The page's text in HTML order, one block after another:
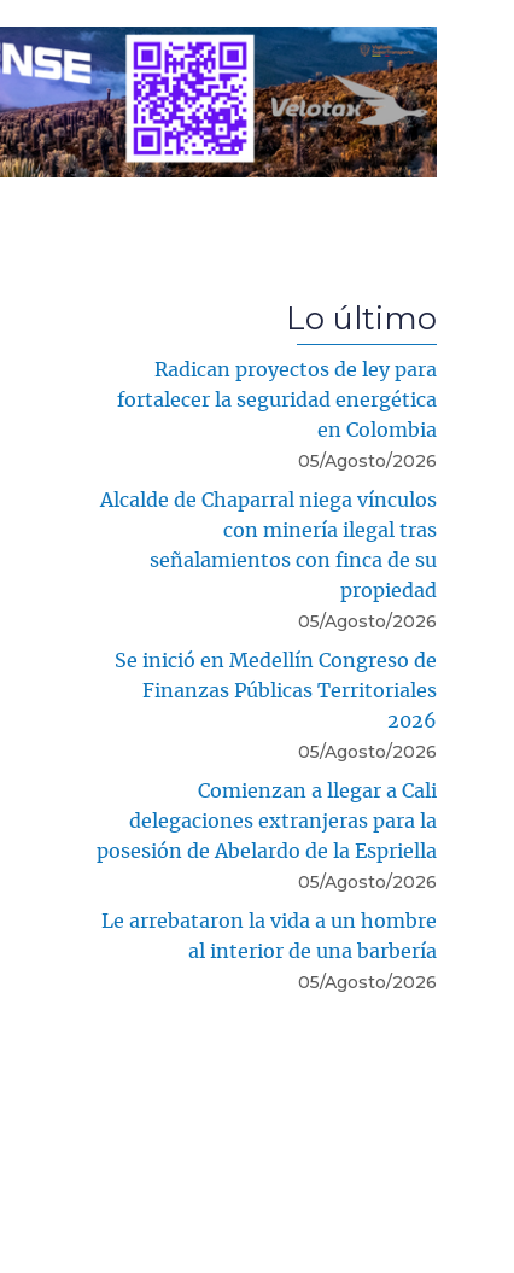
Lo último
Radican proyectos de ley para
fortalecer la seguridad energética
en Colombia
05/Agosto/2026
Alcalde de Chaparral niega vínculos
con minería ilegal tras
señalamientos con finca de su
propiedad
05/Agosto/2026
Se inició en Medellín Congreso de
Finanzas Públicas Territoriales
2026
05/Agosto/2026
Comienzan a llegar a Cali
delegaciones extranjeras para la
posesión de Abelardo de la Espriella
05/Agosto/2026
Le arrebataron la vida a un hombre
al interior de una barbería
05/Agosto/2026